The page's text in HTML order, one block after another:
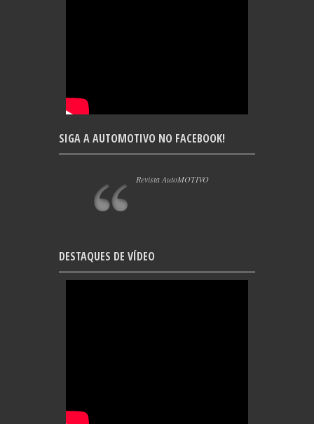
SIGA A AUTOMOTIVO NO FACEBOOK!
Revista AutoMOTIVO
DESTAQUES DE VÍDEO